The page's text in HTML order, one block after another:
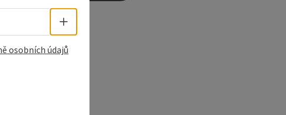
Volba jazyka - Otevřít menu
osobních údajů